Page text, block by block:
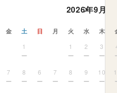
金 土
1
7 8
2026年9月
日 月 火 水 木
1 2 3
6 7 8 9 10